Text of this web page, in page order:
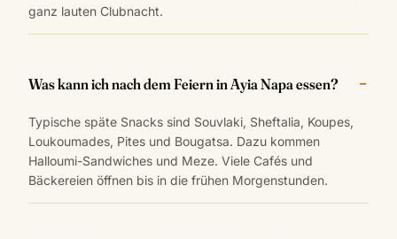
ganz lauten Clubnacht.
Was kann ich nach dem Feiern in Ayia Napa essen?
Typische späte Snacks sind Souvlaki, Sheftalia, Koupes,
Loukoumades, Pites und Bougatsa. Dazu kommen
Halloumi-Sandwiches und Meze. Viele Cafés und
Bäckereien öffnen bis in die frühen Morgenstunden.